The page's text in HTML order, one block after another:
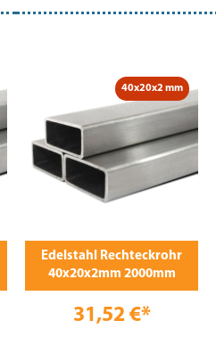
40x20x2 mm
Edelstahl Rechteckrohr
40x20x2mm 2000mm
31,52 €*